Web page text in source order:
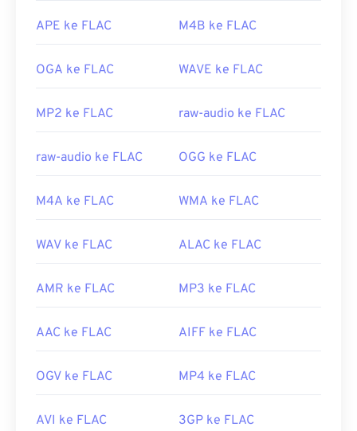
https://mpeg.chiariglione.org/standar/mpeg-1.html
"gratis" pada namanya,
FLACadalah perangkat
Dikembangkan oleh:
Yayasan Xiph.Org
Tautan yang berguna:
https://en.wikipedia.org/wiki/FLAC
APE ke FLAC M4B ke FLAC
OGA ke FLAC WAVE ke FLAC
MP2 ke FLAC raw-audio ke FLAC
raw-audio ke FLAC OGG ke FLAC
M4A ke FLAC WMA ke FLAC
WAV ke FLAC ALAC ke FLAC
AMR ke FLAC MP3 ke FLAC
AAC ke FLAC AIFF ke FLAC
OGV ke FLAC MP4 ke FLAC
AVI ke FLAC 3GP ke FLAC